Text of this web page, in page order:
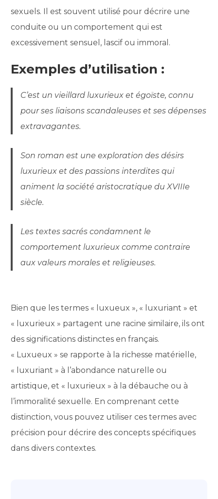
sexuels. Il est souvent utilisé pour décrire une
conduite ou un comportement qui est
excessivement sensuel, lascif ou immoral.
Exemples d’utilisation :
C’est un vieillard luxurieux et égoïste, connu
pour ses liaisons scandaleuses et ses dépenses
extravagantes.
Son roman est une exploration des désirs
luxurieux et des passions interdites qui
animent la société aristocratique du XVIIIe
siècle.
Les textes sacrés condamnent le
comportement luxurieux comme contraire
aux valeurs morales et religieuses.
Bien que les termes « luxueux », « luxuriant » et
« luxurieux » partagent une racine similaire, ils ont
des significations distinctes en français.
« Luxueux » se rapporte à la richesse matérielle,
« luxuriant » à l’abondance naturelle ou
artistique, et « luxurieux » à la débauche ou à
l’immoralité sexuelle. En comprenant cette
distinction, vous pouvez utiliser ces termes avec
précision pour décrire des concepts spécifiques
dans divers contextes.